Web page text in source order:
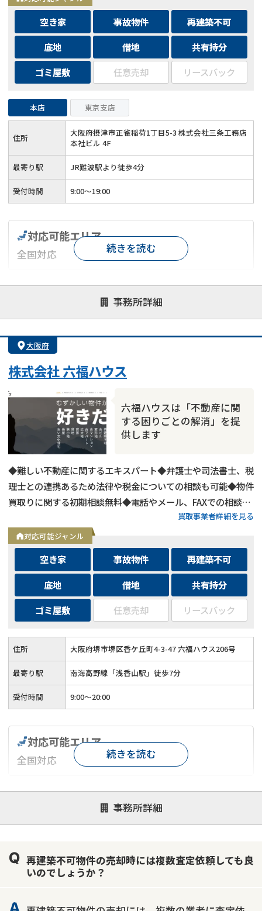
空き家 事故物件
再建築不可
底地
借地
共有持分
ゴミ屋敷
任意売却 リースバック
本店 東京支店
住所
大阪府摂津市正雀稲荷1丁目5-3 株式会社三条工務店
本社ビル 4F
最寄り駅 JR難波駅より徒歩4分
受付時間 9:00～19:00
事務所詳細
対応可能エリア
全国対応
対応が親身 オンライン面談可能
レスポンスが早い
1億円以上の買取可
続きを読む
大阪府
株式会社 六福ハウス
六福ハウスは「不動産に関
する困りごとの解消」を提
供します
◆難しい不動産に関するエキスパート◆弁護士や司法書士、税
理士との連携あるため法律や税金についての相談も可能◆物件
買取りに関する初期相談無料◆電話やメール、FAXでの相談可
買取事業者詳細を見る
対応可能ジャンル
空き家 事故物件
再建築不可
底地
借地
共有持分
ゴミ屋敷
任意売却 リースバック
住所 大阪府堺市堺区香ケ丘町4-3-47 六福ハウス206号
最寄り駅 南海高野線「浅香山駅」徒歩7分
受付時間 9:00～20:00
事務所詳細
対応可能エリア
全国対応
対応が親身 オンライン面談可能
レスポンスが早い
1億円以上の買取可
続きを読む
再建築不可物件の売却時には複数査定依頼しても良
いのでしょうか？